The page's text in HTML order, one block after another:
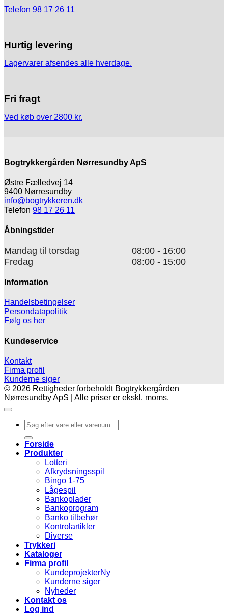
Telefon 98 17 26 11
Hurtig levering
Lagervarer afsendes alle hverdage.
Fri fragt
Ved køb over 2800 kr.
Bogtrykkergården Nørresundby ApS
Østre Fælledvej 14
9400 Nørresundby
info@bogtrykkeren.dk
Telefon 98 17 26 11
Åbningstider
Mandag til torsdag
08:00 - 16:00
Fredag
08:00 - 15:00
Information
Handelsbetingelser
Persondatapolitik
Følg os her
Kundeservice
Kontakt
Firma profil
Kunderne siger
© 2026 Rettigheder forbeholdt Bogtrykkergården
Nørresundby ApS | Alle priser er ekskl. moms.
Søg
efter:
Forside
Produkter
Lotteri
Afkrydsningsspil
Bingo 1-75
Lågespil
Bankoplader
Bankoprogram
Banko tilbehør
Kontrolartikler
Diverse
Trykkeri
Kataloger
Firma profil
Kundeprojekter
Kunderne siger
Nyheder
Kontakt os
Log ind